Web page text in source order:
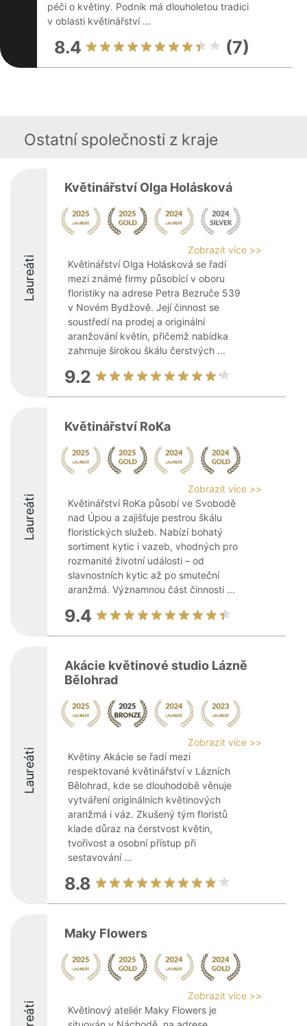
péči o květiny. Podnik má dlouholetou tradici
v oblasti květinářství ...
8.4 (7)
Ostatní společnosti z kraje
Laureáti
Květinářství Olga Holásková
Zobrazit více >>
Květinářství Olga Holásková se řadí
mezi známé firmy působící v oboru
floristiky na adrese Petra Bezruče 539
v Novém Bydžově. Její činnost se
soustředí na prodej a originální
aranžování květin, přičemž nabídka
zahrnuje širokou škálu čerstvých ...
9.2
Laureáti
Květinářství RoKa
Zobrazit více >>
Květinářství RoKa působí ve Svobodě
nad Úpou a zajišťuje pestrou škálu
floristických služeb. Nabízí bohatý
sortiment kytic i vazeb, vhodných pro
rozmanité životní události – od
slavnostních kytic až po smuteční
aranžmá. Významnou část činnosti ...
9.4
Laureáti
Akácie květinové studio Lázně
Bělohrad
Zobrazit více >>
Květiny Akácie se řadí mezi
respektované květinářství v Lázních
Bělohrad, kde se dlouhodobě věnuje
vytváření originálních květinových
aranžmá i váz. Zkušený tým floristů
klade důraz na čerstvost květin,
tvořivost a osobní přístup při
sestavování ...
8.8
Maky Flowers
Zobrazit více >>
Květinový ateliér Maky Flowers je